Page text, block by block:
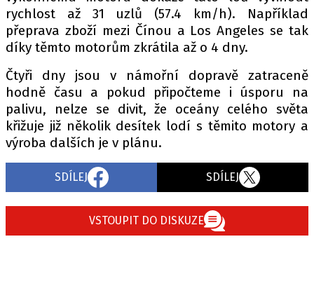
rychlost až 31 uzlů (57.4 km/h). Například
přeprava zboží mezi Čínou a Los Angeles se tak
díky těmto motorům zkrátila až o 4 dny.
Čtyři dny jsou v námořní dopravě zatraceně
hodně času a pokud připočteme i úsporu na
palivu, nelze se divit, že oceány celého světa
křižuje již několik desítek lodí s těmito motory a
výroba dalších je v plánu.
SDÍLEJ SDÍLEJ
VSTOUPIT DO DISKUZE